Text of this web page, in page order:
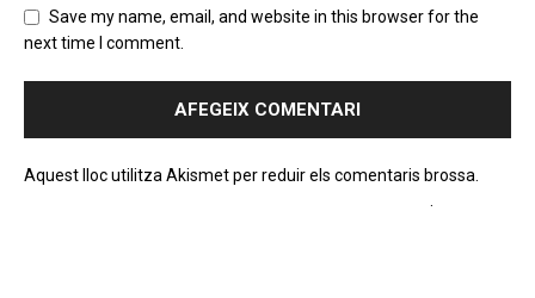
Save my name, email, and website in this browser for the
next time I comment.
Aquest lloc utilitza Akismet per reduir els comentaris brossa.
.